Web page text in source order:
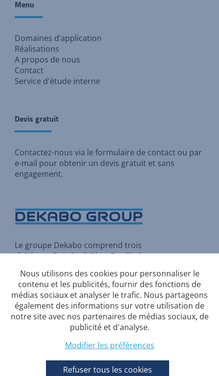
Menu
Domaines d’application
Réalisations
A propos de nous
Contact
Service d'étude interne
Devis gratuit
Contactez-nous via le formulaire de contact ou par
e-mail pour obtenir un devis gratuit et sans
engagement.
Le groupe Dekabo comprend trois
divisions :Dekaboà Olen,Fordibel
(Bruxelles).
Conditions-generales
Nous utilisons des cookies pour personnaliser le
contenu et les publicités, fournir des fonctions de
médias sociaux et analyser le trafic. Nous partageons
également des informations sur votre utilisation de
notre site avec nos partenaires de médias sociaux, de
publicité et d'analyse.
Modifier les préférences
Refuser tous les cookies